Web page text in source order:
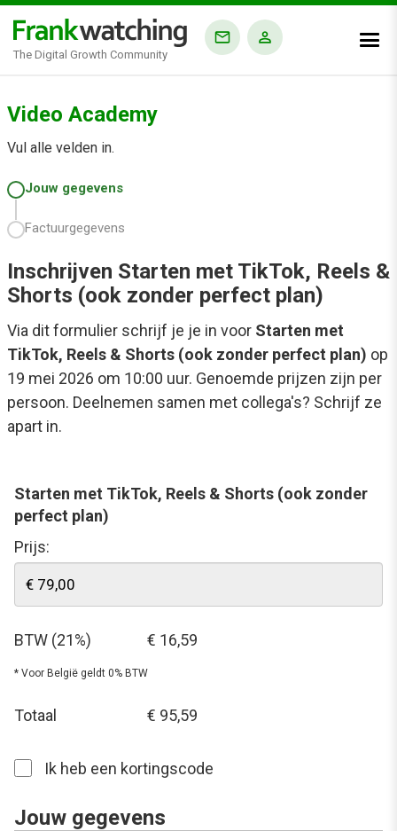
The Digital Growth Community
Video Academy
Vul alle velden in.
Jouw gegevens
Factuurgegevens
Inschrijven Starten met TikTok, Reels &
Shorts (ook zonder perfect plan)
Via dit formulier schrijf je je in voor Starten met
TikTok, Reels & Shorts (ook zonder perfect plan) op
19 mei 2026 om 10:00 uur. Genoemde prijzen zijn per
persoon. Deelnemen samen met collega's? Schrijf ze
apart in.
Starten met TikTok, Reels & Shorts (ook zonder
perfect plan)
Prijs:
BTW (21%) € 16,59
* Voor België geldt 0% BTW
Totaal € 95,59
Ik heb een kortingscode
Jouw gegevens